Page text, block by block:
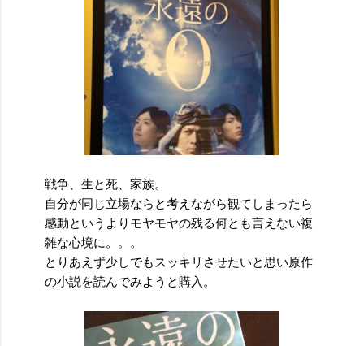
戦争、生と死、家族。
自分が同じ立場ならと考えながら観てしまったら
感動というよりモヤモヤの残る何とも言えない複
雑な心境に。。。
とりあえず少しでもスッキリさせたいと思い原作
の小説を読んでみようと購入。